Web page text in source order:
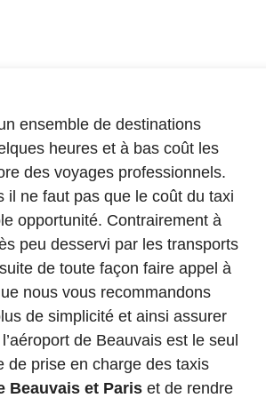
ensemble de destinations
heures et à bas coût les
des voyages professionnels.
il ne faut pas que le coût du taxi
opportunité. Contrairement à
peu desservi par les transports
de toute façon faire appel à
nous vous recommandons
de simplicité et ainsi assurer
de Beauvais est le seul
de prise en charge des taxis
Beauvais et Paris et de rendre